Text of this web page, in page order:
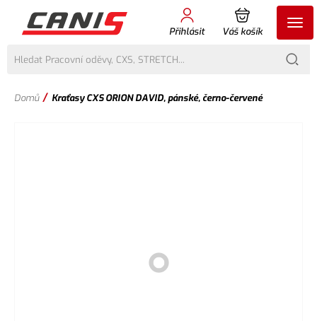
Přihlásit Váš košík
Domů / Kraťasy CXS ORION DAVID, pánské, černo-červené